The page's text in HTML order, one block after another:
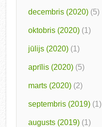
decembris (2020) (5)
oktobris (2020) (1)
jūlijs (2020) (1)
aprīlis (2020) (5)
marts (2020) (2)
septembris (2019) (1)
augusts (2019) (1)